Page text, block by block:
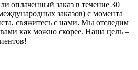
оплаченный заказ в течение 30
заказов) с момента
свяжитесь с нами. Мы отследим
вами как можно скорее. Наша цель –